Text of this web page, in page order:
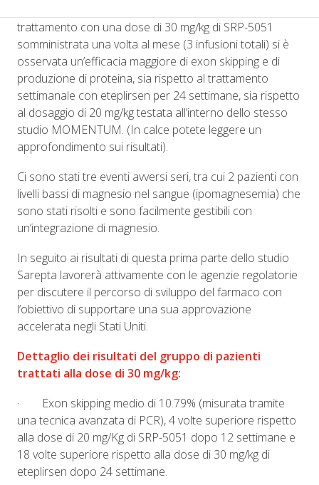
trattamento con una dose di 30 mg/kg di SRP-5051
somministrata una volta al mese (3 infusioni totali) si è
osservata un’efficacia maggiore di exon skipping e di
produzione di proteina, sia rispetto al trattamento
settimanale con eteplirsen per 24 settimane, sia rispetto
al dosaggio di 20 mg/kg testata all’interno dello stesso
studio MOMENTUM. (In calce potete leggere un
approfondimento sui risultati).
Ci sono stati tre eventi avversi seri, tra cui 2 pazienti con
livelli bassi di magnesio nel sangue (ipomagnesemia) che
sono stati risolti e sono facilmente gestibili con
un’integrazione di magnesio.
In seguito ai risultati di questa prima parte dello studio
Sarepta lavorerà attivamente con le agenzie regolatorie
per discutere il percorso di sviluppo del farmaco con
l’obiettivo di supportare una sua approvazione
accelerata negli Stati Uniti.
Dettaglio dei risultati del gruppo di pazienti
trattati alla dose di 30 mg/kg:
· Exon skipping medio di 10.79% (misurata tramite
una tecnica avanzata di PCR), 4 volte superiore rispetto
alla dose di 20 mg/Kg di SRP-5051 dopo 12 settimane e
18 volte superiore rispetto alla dose di 30 mg/kg di
eteplirsen dopo 24 settimane.